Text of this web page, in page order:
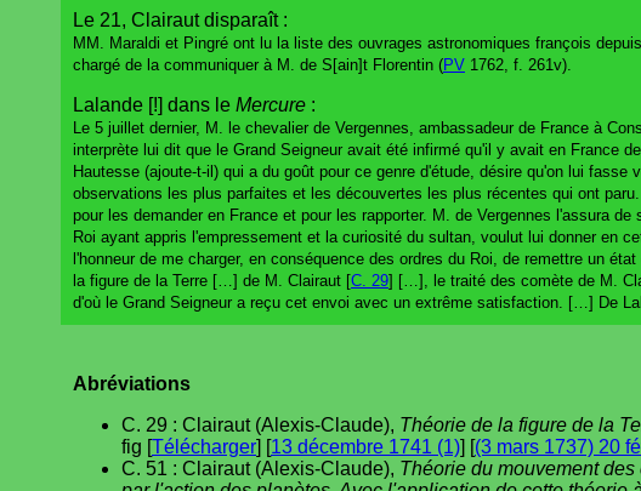
Le 21, Clairaut disparaît :
MM. Maraldi et Pingré ont lu la liste des ouvrages astronomiques françois
chargé de la communiquer à M. de S[ain]t Florentin (PV 1762, f. 261v).
Lalande [!] dans le Mercure :
Le 5 juillet dernier, M. le chevalier de Vergennes, ambassadeur de France à
interprète lui dit que le Grand Seigneur avait été infirmé qu'il y avait en France
Hautesse (ajoute-t-il) qui a du goût pour ce genre d'étude, désire qu'on lui
observations les plus parfaites et les découvertes les plus récentes qui ont
pour les demander en France et pour les rapporter. M. de Vergennes l'assura
Roi ayant appris l'empressement et la curiosité du sultan, voulut lui donner en
l'honneur de me charger, en conséquence des ordres du Roi, de remettre un
la figure de la Terre […] de M. Clairaut [C. 29] […], le traité des comète de M.
d'où le Grand Seigneur a reçu cet envoi avec un extrême satisfaction. […] De
Abréviations
C. 29 : Clairaut (Alexis-Claude), Théorie de la figure de la
fig [Télécharger] [13 décembre 1741 (1)] [(3 mars 1737) 20
C. 51 : Clairaut (Alexis-Claude), Théorie du mouvement